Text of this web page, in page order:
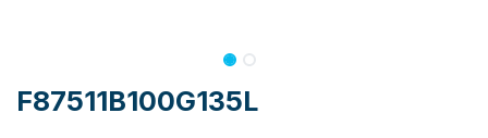
F87511B100G135L